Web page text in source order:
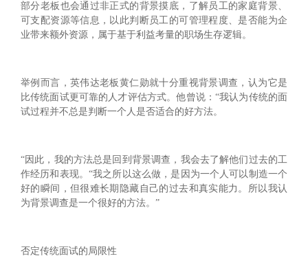
部分老板也会通过非正式的背景摸底，了解员工的家庭背景、
可支配资源等信息，以此判断员工的可管理程度、是否能为企
业带来额外资源，属于基于利益考量的职场生存逻辑。
举例而言，英伟达老板黄仁勋就十分重视背景调查，认为它是
比传统面试更可靠的人才评估方式。他曾说：“我认为传统的面
试过程并不总是判断一个人是否适合的好方法。
“因此，我的方法总是回到背景调查，我会去了解他们过去的工
作经历和表现。“我之所以这么做，是因为一个人可以制造一个
好的瞬间，但很难长期隐藏自己的过去和真实能力。所以我认
为背景调查是一个很好的方法。”
‌否定传统面试的局限性‌